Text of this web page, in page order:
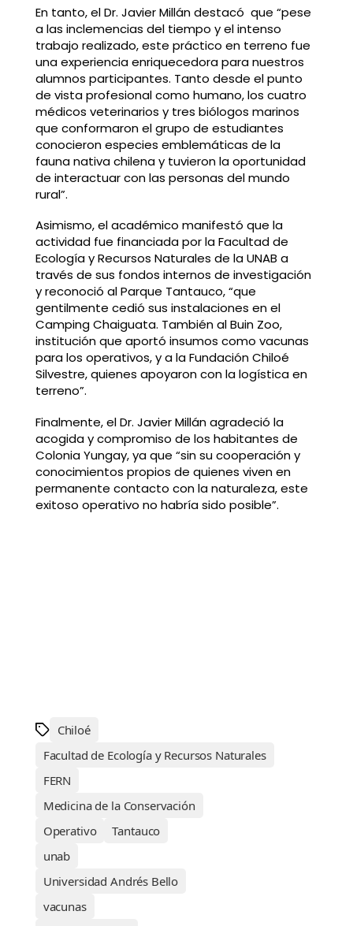
En tanto, el Dr. Javier Millán destacó que “pese
a las inclemencias del tiempo y el intenso
trabajo realizado, este práctico en terreno fue
una experiencia enriquecedora para nuestros
alumnos participantes. Tanto desde el punto
de vista profesional como humano, los cuatro
médicos veterinarios y tres biólogos marinos
que conformaron el grupo de estudiantes
conocieron especies emblemáticas de la
fauna nativa chilena y tuvieron la oportunidad
de interactuar con las personas del mundo
rural”.
Asimismo, el académico manifestó que la
actividad fue financiada por la Facultad de
Ecología y Recursos Naturales de la UNAB a
través de sus fondos internos de investigación
y reconoció al Parque Tantauco, “que
gentilmente cedió sus instalaciones en el
Camping Chaiguata. También al Buin Zoo,
institución que aportó insumos como vacunas
para los operativos, y a la Fundación Chiloé
Silvestre, quienes apoyaron con la logística en
terreno”.
Finalmente, el Dr. Javier Millán agradeció la
acogida y compromiso de los habitantes de
Colonia Yungay, ya que “sin su cooperación y
conocimientos propios de quienes viven en
permanente contacto con la naturaleza, este
exitoso operativo no habría sido posible”.
Chiloé
Facultad de Ecología y Recursos Naturales
FERN
Medicina de la Conservación
Operativo
Tantauco
unab
Universidad Andrés Bello
vacunas